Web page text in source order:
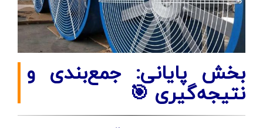
بخش پایانی: جمع‌بندی و
نتیجه‌گیری 🎯